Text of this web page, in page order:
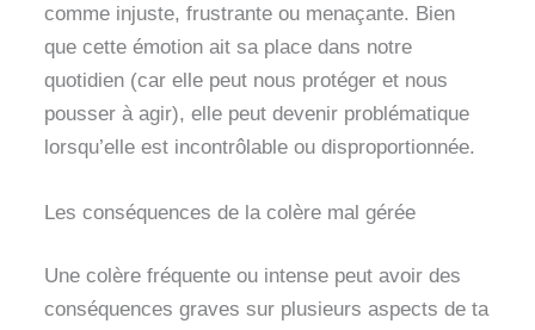
comme injuste, frustrante ou menaçante. Bien
que cette émotion ait sa place dans notre
quotidien (car elle peut nous protéger et nous
pousser à agir), elle peut devenir problématique
lorsqu’elle est incontrôlable ou disproportionnée.
Les conséquences de la colère mal gérée
Une colère fréquente ou intense peut avoir des
conséquences graves sur plusieurs aspects de ta